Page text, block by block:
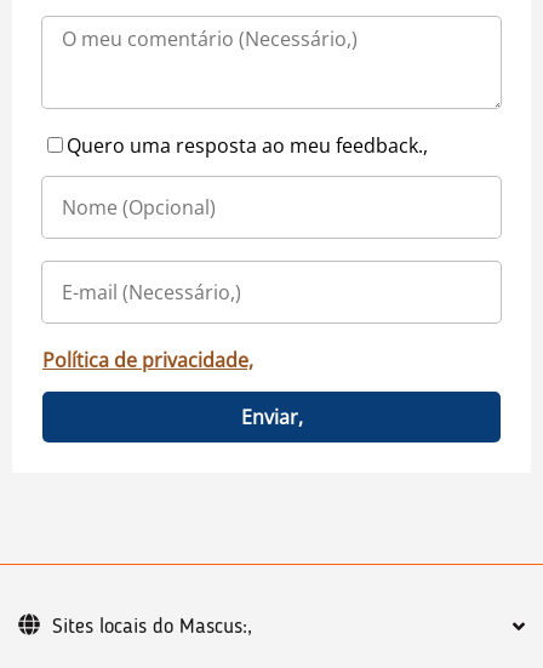
Quero uma resposta ao meu feedback.,
Política de privacidade,
Enviar,
Sites locais do Mascus:,